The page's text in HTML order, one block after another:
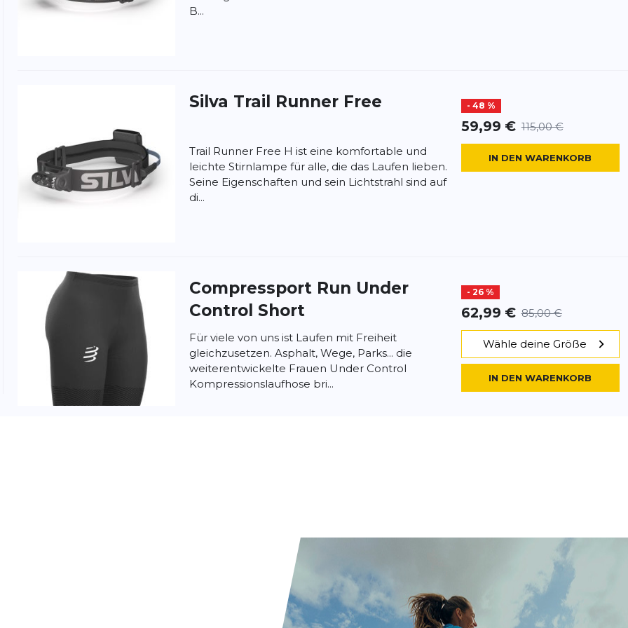
B...
Silva Trail Runner Free - 48 %
59,99 € 115,00 €
Trail Runner Free H ist eine komfortable und
leichte Stirnlampe für alle, die das Laufen lieben.
Seine Eigenschaften und sein Lichtstrahl sind auf
di...
IN DEN WARENKORB
Compressport Run Under
Control Short
- 26 %
62,99 € 85,00 €
Für viele von uns ist Laufen mit Freiheit
gleichzusetzen. Asphalt, Wege, Parks... die
weiterentwickelte Frauen Under Control
Kompressionslaufhose bri...
Wähle deine Größe
IN DEN WARENKORB
Trail Gaiters Low Die Salomon Trail Gaiters Low
sind das unverzichtbare Zubehör für alle, die auf
IN DEN WARENKORB